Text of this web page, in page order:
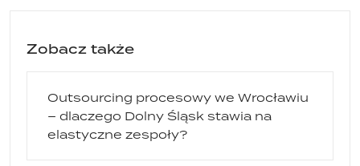
Zobacz także
Outsourcing procesowy we Wrocławiu
– dlaczego Dolny Śląsk stawia na
elastyczne zespoły?